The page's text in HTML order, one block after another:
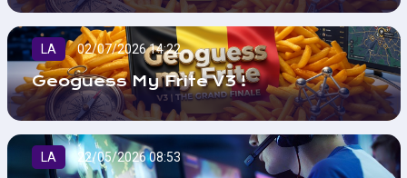
LA 02/07/2026 14:22
Geoguess My Frite V3 !
LA 22/05/2026 08:53